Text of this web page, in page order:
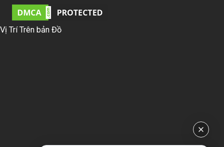
Vị Trí Trên bản Đồ